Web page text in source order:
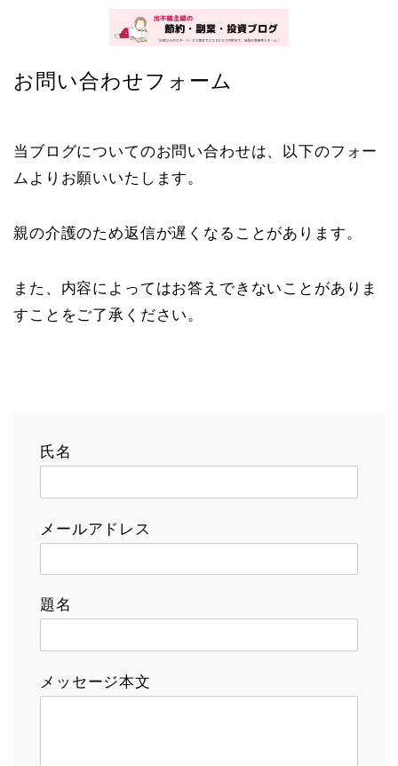
お問い合わせフォーム
当ブログについてのお問い合わせは、以下のフォー
ムよりお願いいたします。
親の介護のため返信が遅くなることがあります。
また、内容によってはお答えできないことがありま
すことをご了承ください。
氏名
メールアドレス
題名
メッセージ本文